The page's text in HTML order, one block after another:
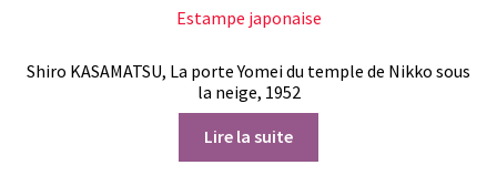
Shiro KASAMATSU, La porte Yomei du temple de Nikko sous
la neige, 1952
Lire la suite